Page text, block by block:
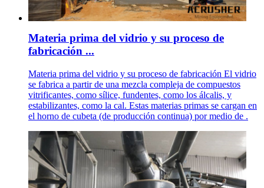
Materia prima del vidrio y su proceso de
fabricación ...
Materia prima del vidrio y su proceso de fabricación El vidrio
se fabrica a partir de una mezcla compleja de compuestos
vitrificantes, como sílice, fundentes, como los álcalis, y
estabilizantes, como la cal. Estas materias primas se cargan en
el horno de cubeta (de producción continua) por medio de .